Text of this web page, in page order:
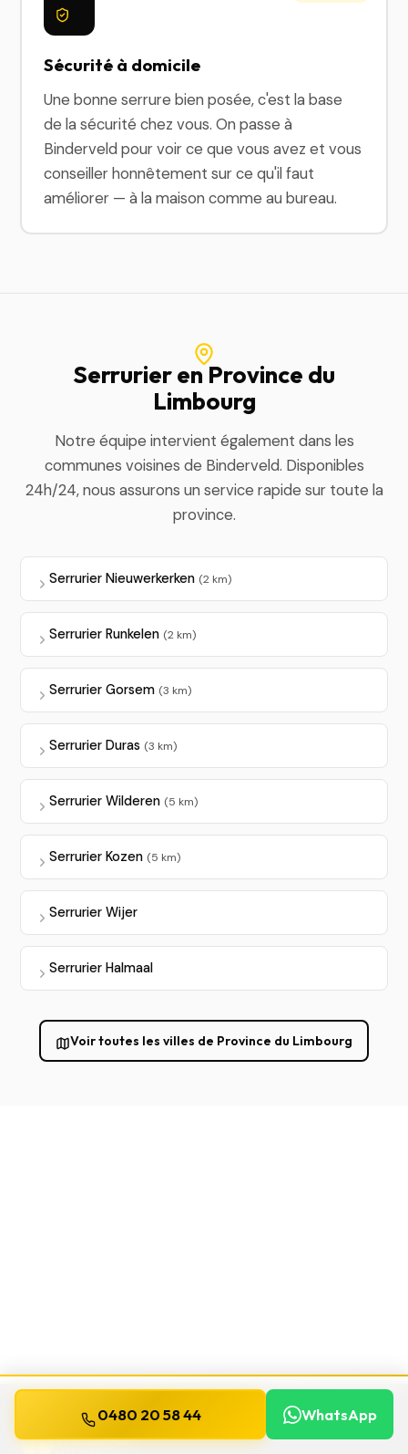
Sécurité à domicile
Une bonne serrure bien posée, c'est la base
de la sécurité chez vous. On passe à
Binderveld pour voir ce que vous avez et vous
conseiller honnêtement sur ce qu'il faut
améliorer — à la maison comme au bureau.
Serrurier en Province du
Limbourg
Notre équipe intervient également dans les
communes voisines de Binderveld. Disponibles
24h/24, nous assurons un service rapide sur toute la
province.
Serrurier Nieuwerkerken (2 km)
Serrurier Runkelen (2 km)
Serrurier Gorsem (3 km)
Serrurier Duras (3 km)
Serrurier Wilderen (5 km)
Serrurier Kozen (5 km)
Serrurier Wijer
Serrurier Halmaal
Voir toutes les villes de Province du Limbourg
WILLEMS
0480 20 58 44 WhatsApp